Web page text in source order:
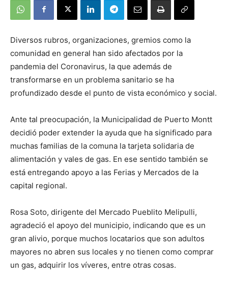
Diversos rubros, organizaciones, gremios como la
comunidad en general han sido afectados por la
pandemia del Coronavirus, la que además de
transformarse en un problema sanitario se ha
profundizado desde el punto de vista económico y social.
Ante tal preocupación, la Municipalidad de Puerto Montt
decidió poder extender la ayuda que ha significado para
muchas familias de la comuna la tarjeta solidaria de
alimentación y vales de gas. En ese sentido también se
está entregando apoyo a las Ferias y Mercados de la
capital regional.
Rosa Soto, dirigente del Mercado Pueblito Melipulli,
agradeció el apoyo del municipio, indicando que es un
gran alivio, porque muchos locatarios que son adultos
mayores no abren sus locales y no tienen como comprar
un gas, adquirir los víveres, entre otras cosas.